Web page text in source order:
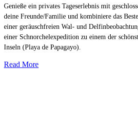
Genieße ein privates Tageserlebnis mit
deine Freunde/Familie und kombiniere das
einer geräuschfreien Wal- und
einer Schnorchelexpedition zu einem der
Inseln (Playa de Papagayo).
Read More